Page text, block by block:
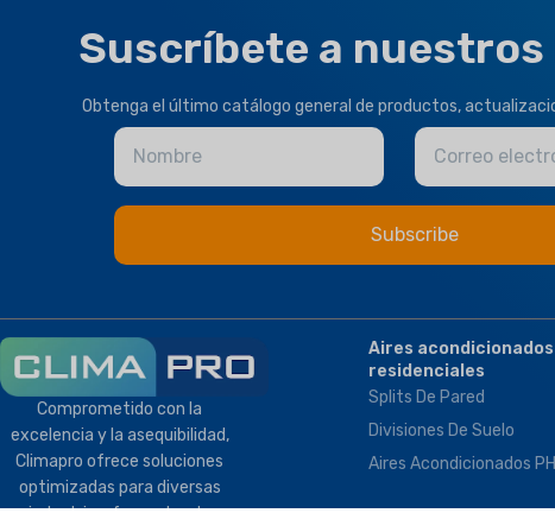
Suscríbete a
Obtenga el último catálogo general de productos,
Nombre Correo
Comprometido con la
excelencia y la asequibilidad,
Climapro ofrece soluciones
optimizadas para diversas
industrias, fomentando
Aires acondicionados
residenciales
Splits De Pared
Divisiones De Suelo
Aires Acondicionados